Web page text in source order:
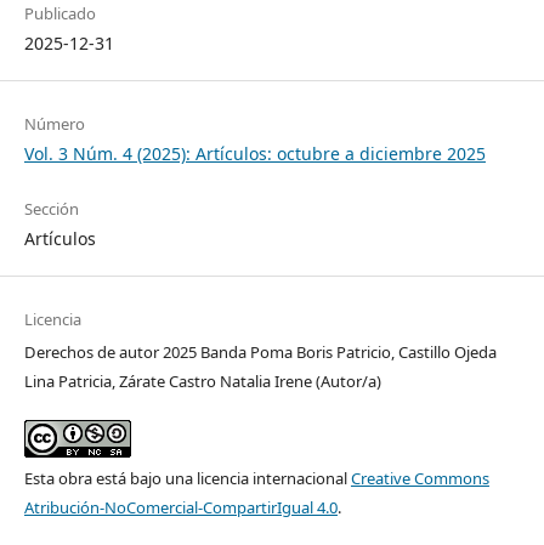
Publicado
2025-12-31
Número
Vol. 3 Núm. 4 (2025): Artículos: octubre a diciembre 2025
Sección
Artículos
Licencia
Derechos de autor 2025 Banda Poma Boris Patricio, Castillo Ojeda
Lina Patricia, Zárate Castro Natalia Irene (Autor/a)
Esta obra está bajo una licencia internacionalCreative Commons
Atribución-NoComercial-CompartirIgual 4.0.